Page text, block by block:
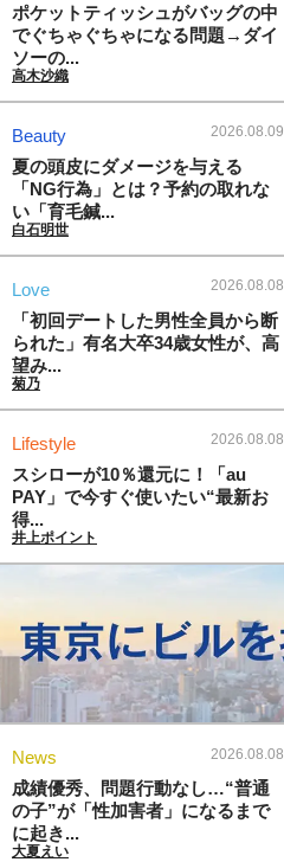
ポケットティッシュがバッグの中
でぐちゃぐちゃになる問題→ダイ
ソーの...
高木沙織
Beauty 2026.08.09
夏の頭皮にダメージを与える
「NG行為」とは？予約の取れな
い「育毛鍼...
白石明世
Love 2026.08.08
「初回デートした男性全員から断
られた」有名大卒34歳女性が、高
望み...
菊乃
Lifestyle 2026.08.08
スシローが10％還元に！「au
PAY」で今すぐ使いたい“最新お
得...
井上ポイント
News 2026.08.08
成績優秀、問題行動なし…“普通
の子”が「性加害者」になるまで
に起き...
大夏えい